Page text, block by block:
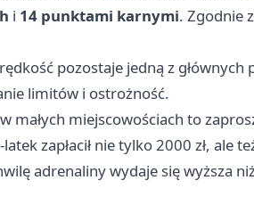
i 14 punktami karnymi. Zgodnie
pozostaje jedną z
limitów i ostrożność.
małych miejscowościach to
zapłacił nie tylko 2000 zł, ale
adrenaliny wydaje się wyższa niż